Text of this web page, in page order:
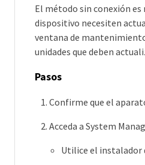
El método sin conexión
dispositivo necesiten
ventana de
unidades que deben
Pasos
Confirme que el
Acceda a System
Utilice el instalador